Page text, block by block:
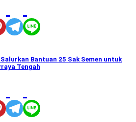
Bantuan 25 Sak Semen untuk
Tengah